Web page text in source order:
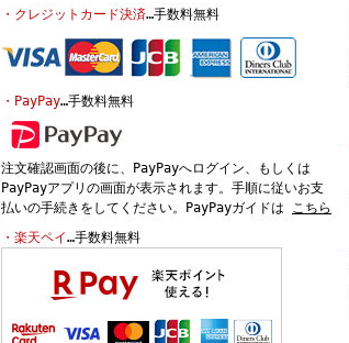
・クレジットカード決済…手数料無料
・PayPay…手数料無料
注文確認画面の後に、PayPayへログイン、もしくは
PayPayアプリの画面が表示されます。手順に従いお支
払いの手続きをしてください。PayPayガイドは こちら
・楽天ペイ…手数料無料